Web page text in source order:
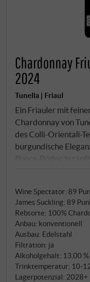
Chardonnay
2024
Tunella | Friaul
Ein Friauler mit
Chardonnay von
des Colli-Orientali-
burgundische
Ponca-Böden in
Präzision und
Blüten, gelber Apfel,
ein Hauch Vanille.
cremiger Textur,
Mineralität. Ein
Chardonnay mit
stilvoller Tiefe.
Wine Spectator: 89
James Suckling: 89
Rebsorte: 100%
Anbau: konventionell
Ausbau: Edelstahl
Filtration: ja
Alkoholgehalt: 13,00
Trinktemperatur:
Lagerpotenzial: 2028+